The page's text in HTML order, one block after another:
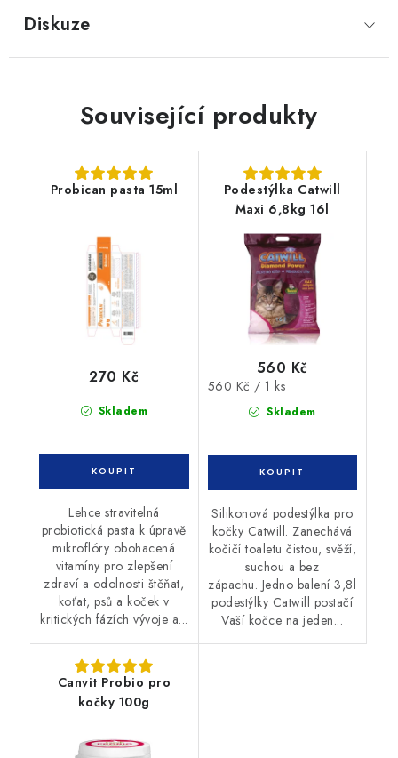
Diskuze
Související produkty
Probican pasta 15ml
Skladem
270 Kč
Lehce stravitelná
probiotická pasta k úpravě
mikroflóry obohacená
vitamíny pro zlepšení
zdraví a odolnosti štěňat,
koťat, psů a koček v
kritických fázích vývoje a...
Podestýlka Catwill
Maxi 6,8kg 16l
Skladem
560 Kč
Měrná
560 Kč / 1 ks
Silikonová podestýlka pro
kočky Catwill. Zanechává
kočičí toaletu čistou, svěží,
suchou a bez
zápachu. Jedno balení 3,8l
podestýlky Catwill postačí
Vaší kočce na jeden...
Canvit Probio pro
kočky 100g